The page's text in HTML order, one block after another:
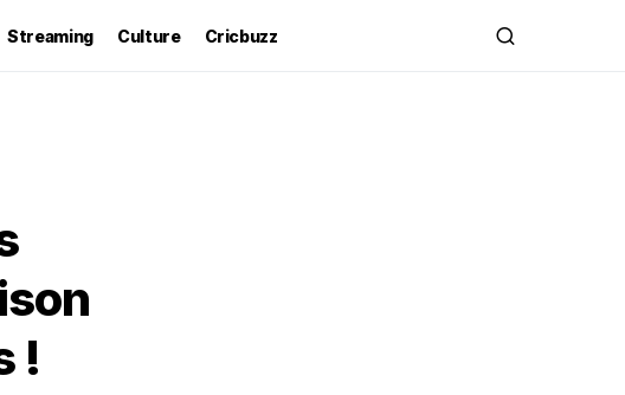
Streaming Culture Cricbuzz
!